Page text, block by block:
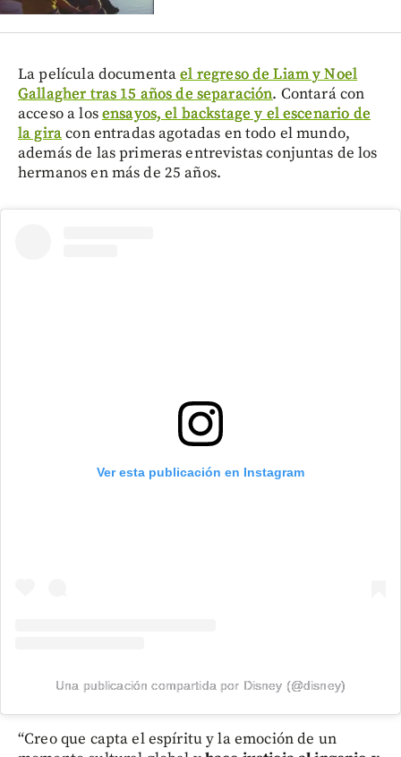
La película documentael regreso de Liam y Noel
Gallagher tras 15 años de separación. Contará con
acceso a losensayos, el backstage y el escenario de
la giracon entradas agotadas en todo el mundo,
además de las primeras entrevistas conjuntas de los
hermanos en más de 25 años.
Ver esta publicación en Instagram
Una publicación compartida por Disney (@disney)
“Creo que capta el espíritu y la emoción de un